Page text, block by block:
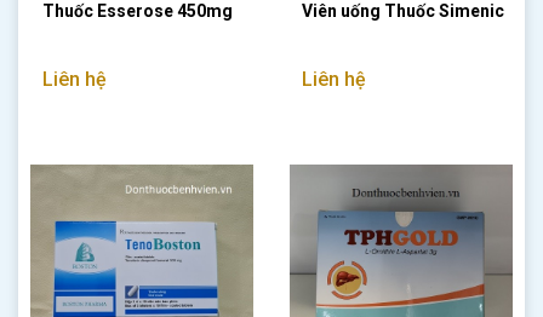
Thuốc Esserose 450mg
Liên hệ
Viên uống Thuốc Simenic
Liên hệ